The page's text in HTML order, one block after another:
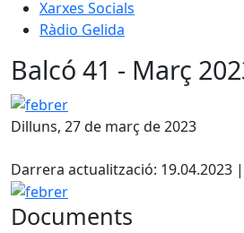
Xarxes Socials
Ràdio Gelida
Balcó 41 - Març
febrer
Dilluns, 27 de març de 2023
Darrera actualització: 19.04.2023
febrer
Documents